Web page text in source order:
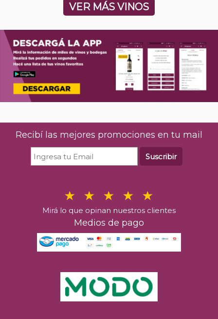
VER MÁS VINOS
Recibí las mejores promociones en tu mail
Suscribir
Mirá lo que opinan nuestros clientes
Medios de pago